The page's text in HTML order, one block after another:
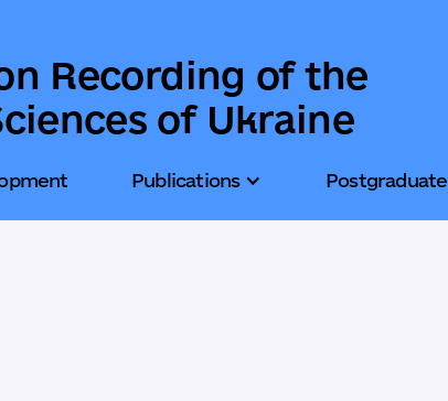
Recording of the
of Ukraine
Publications Postgraduate